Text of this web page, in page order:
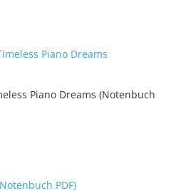
Piano Dreams (Notenbuch